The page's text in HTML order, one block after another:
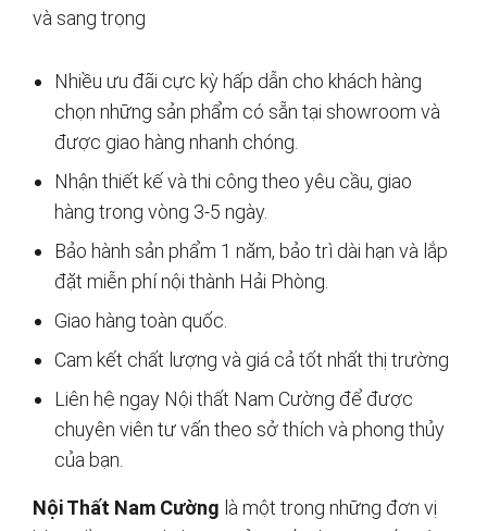
và sang trọng
Nhiều ưu đãi cực kỳ hấp dẫn cho khách hàng
chọn những sản phẩm có sẵn tại showroom và
được giao hàng nhanh chóng.
Nhận thiết kế và thi công theo yêu cầu, giao
hàng trong vòng 3-5 ngày.
Bảo hành sản phẩm 1 năm, bảo trì dài hạn và lắp
đặt miễn phí nội thành Hải Phòng.
Giao hàng toàn quốc.
Cam kết chất lượng và giá cả tốt nhất thị trường
Liên hệ ngay Nội thất Nam Cường để được
chuyên viên tư vấn theo sở thích và phong thủy
của bạn.
Nội Thất Nam Cường là một trong những đơn vị